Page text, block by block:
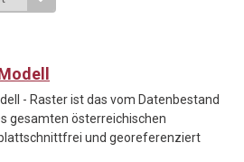
- Raster ist das vom Datenbestand
gesamten österreichischen
und georeferenziert